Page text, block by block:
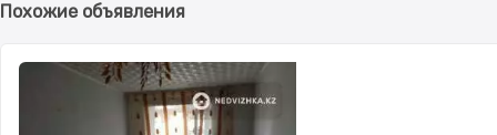
Похожие объявления